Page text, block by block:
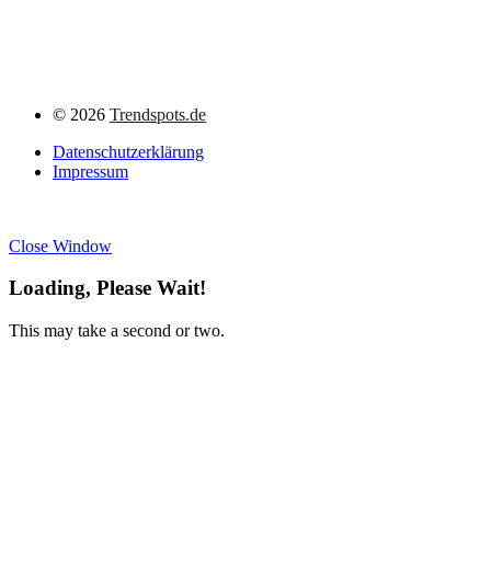
© 2026 Trendspots.de
Datenschutzerklärung
Impressum
Close Window
Loading, Please Wait!
This may take a second or two.